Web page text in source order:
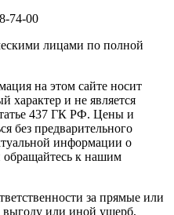
74-00
лицами по полной
на этом сайте носит
характер и не является
437 ГК РФ. Цены и
без предварительного
информации о
обращайтесь к нашим
за прямые или
или иной ущерб,